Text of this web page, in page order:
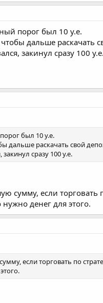
порог был 10 у.е.
дальше раскачать
закинул сразу 100 у.е.
был 10 у.е.
дальше раскачать свой
сразу 100 у.е.
сумму, если торговать
денег для этого.
если торговать по